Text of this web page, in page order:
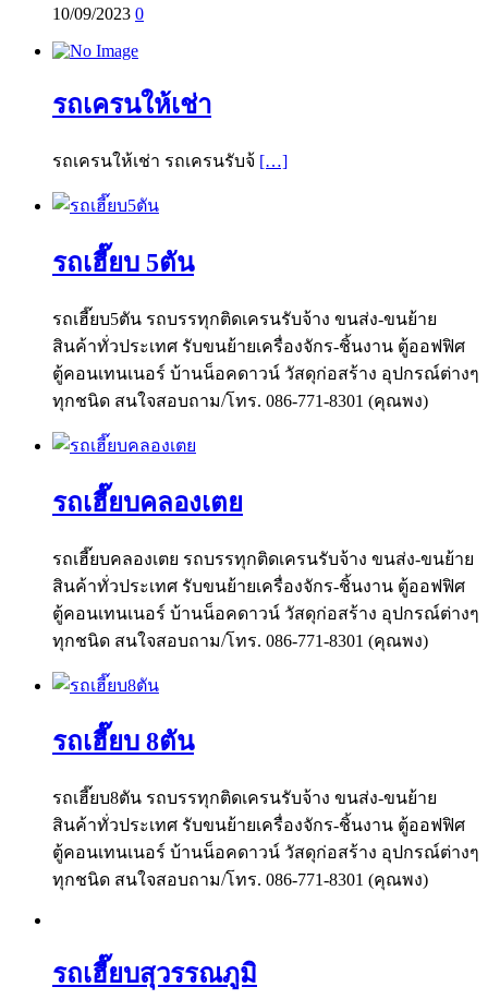
10/09/2023 0
รถเครนให้เช่า
รถเครนให้เช่า รถเครนรับจ้ […]
รถเฮี๊ยบ 5ตัน
รถเฮี๊ยบ5ตัน รถบรรทุกติดเครนรับจ้าง ขนส่ง-ขนย้าย
สินค้าทั่วประเทศ รับขนย้ายเครื่องจักร-ชิ้นงาน ตู้ออฟฟิศ
ตู้คอนเทนเนอร์ บ้านน็อคดาวน์ วัสดุก่อสร้าง อุปกรณ์ต่างๆ
ทุกชนิด สนใจสอบถาม/โทร. 086-771-8301 (คุณพง)
รถเฮี๊ยบคลองเตย
รถเฮี๊ยบคลองเตย รถบรรทุกติดเครนรับจ้าง ขนส่ง-ขนย้าย
สินค้าทั่วประเทศ รับขนย้ายเครื่องจักร-ชิ้นงาน ตู้ออฟฟิศ
ตู้คอนเทนเนอร์ บ้านน็อคดาวน์ วัสดุก่อสร้าง อุปกรณ์ต่างๆ
ทุกชนิด สนใจสอบถาม/โทร. 086-771-8301 (คุณพง)
รถเฮี๊ยบ 8ตัน
รถเฮี๊ยบ8ตัน รถบรรทุกติดเครนรับจ้าง ขนส่ง-ขนย้าย
สินค้าทั่วประเทศ รับขนย้ายเครื่องจักร-ชิ้นงาน ตู้ออฟฟิศ
ตู้คอนเทนเนอร์ บ้านน็อคดาวน์ วัสดุก่อสร้าง อุปกรณ์ต่างๆ
ทุกชนิด สนใจสอบถาม/โทร. 086-771-8301 (คุณพง)
รถเฮี๊ยบสุวรรณภูมิ